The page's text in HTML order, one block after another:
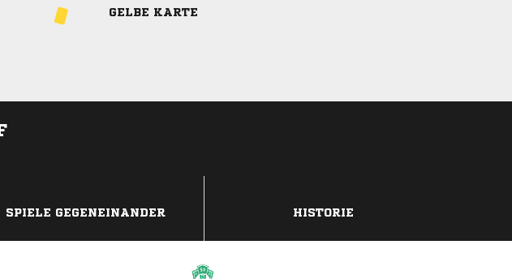
GELBE KARTE
SPIELE GEGENEINANDER HISTORIE